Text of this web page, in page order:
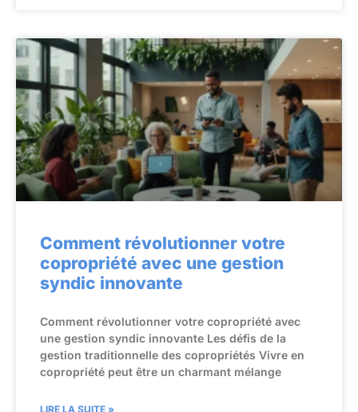
Comment révolutionner votre
copropriété avec une gestion
syndic innovante
Comment révolutionner votre copropriété avec
une gestion syndic innovante Les défis de la
gestion traditionnelle des copropriétés Vivre en
copropriété peut être un charmant mélange
LIRE LA SUITE »